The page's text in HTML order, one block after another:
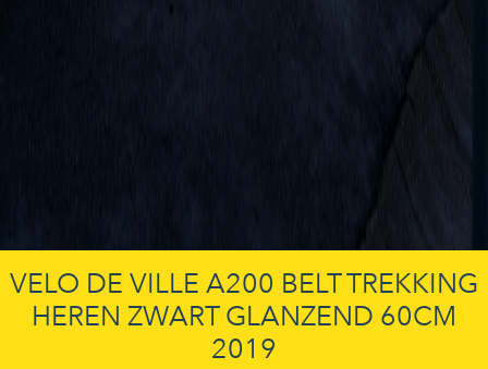
VELO DE VILLE A200 BELT TREKKING
HEREN ZWART GLANZEND 60CM
2019